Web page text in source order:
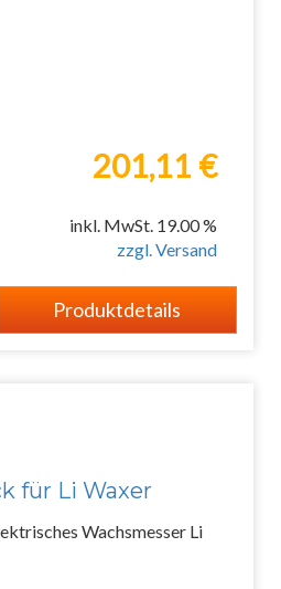
201,11 €
inkl. MwSt. 19.00 %
zzgl. Versand
Produktdetails
für Li Waxer
Wachsmesser Li